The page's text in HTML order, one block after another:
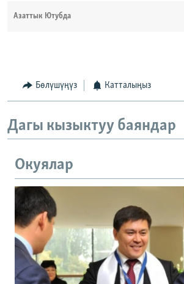
Азаттык Ютубда
Бөлүшүңүз Катталыңыз
Дагы кызыктуу баяндар
Окуялар